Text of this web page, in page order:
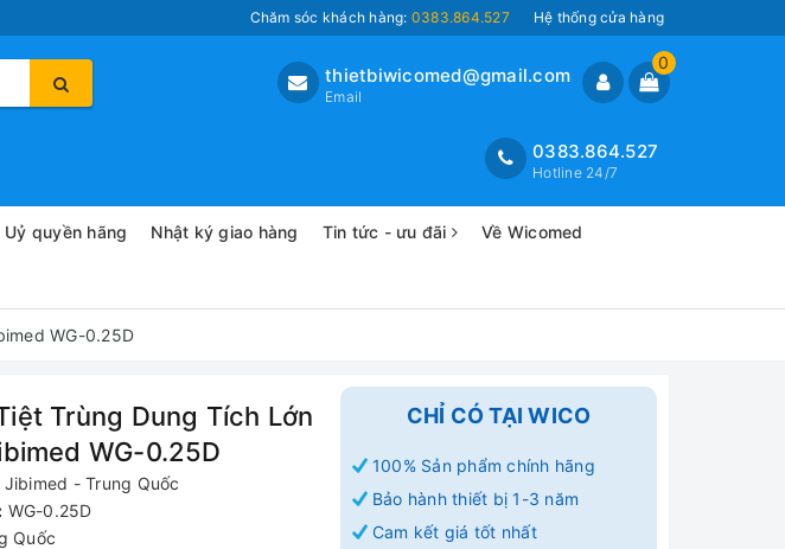
Chăm sóc khách hàng: 0383.864.527 Hệ thống cửa hàng
0
thietbiwicomed@gmail.com
Email
0383.864.527
Hotline 24/7
Uỷ quyền hãng Nhật ký giao hàng Tin tức - ưu đãi Về Wicomed
WG-0.25D
Trùng Dung Tích Lớn
WG-0.25D
Jibimed - Trung Quốc
WG-0.25D
Quốc
CHỈ CÓ TẠI WICO
100% Sản phẩm chính hãng
Bảo hành thiết bị 1-3 năm
Cam kết giá tốt nhất